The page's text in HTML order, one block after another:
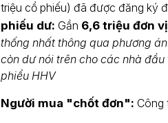
triệu cổ phiếu) đã được đăng ký
phiếu dư: Gần 6,6 triệu đơn vị
thống nhất thông qua phương
còn dư nói trên cho các nhà
phiểu HHV
Người mua "chốt đơn": Công